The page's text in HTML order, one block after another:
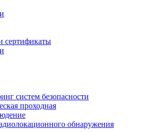
сертификаты
систем безопасности
проходная
обнаружения